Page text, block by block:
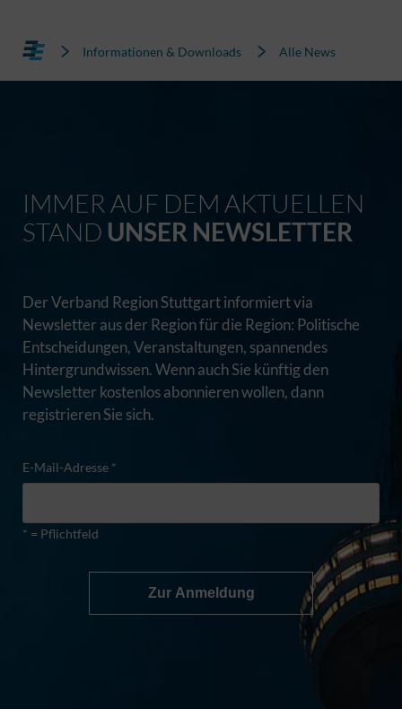
Informationen & Downloads Alle News
IMMER AUF DEM AKTUELLEN
STAND UNSER NEWSLETTER
Der Verband Region Stuttgart informiert via
Newsletter aus der Region für die Region: Politische
Entscheidungen, Veranstaltungen, spannendes
Hintergrundwissen. Wenn auch Sie künftig den
Newsletter kostenlos abonnieren wollen, dann
registrieren Sie sich.
E-Mail-Adresse *
* = Pflichtfeld
Zur Anmeldung